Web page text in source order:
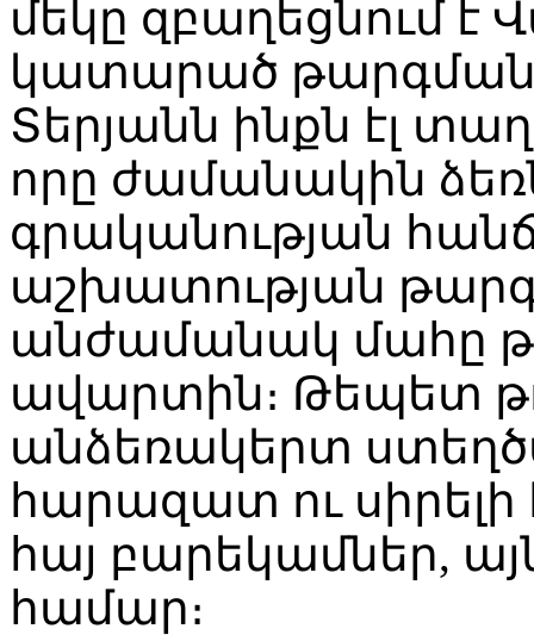
մեկը զբաղեցնում է
կատարած
Տերյանն ինքն էլ
որը ժամանակին
գրականության
աշխատության
անժամանակ մահը
ավարտին։ Թեպետ
անձեռակերտ
հարազատ ու սիրելի
հայ բարեկամներ,
համար։